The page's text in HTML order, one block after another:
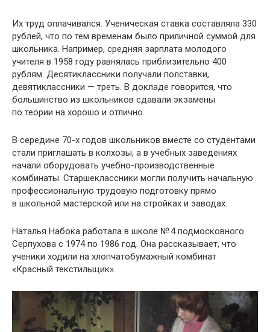
Их труд оплачивался. Ученическая ставка составляла 330
рублей, что по тем временам было приличной суммой для
школьника. Например, средняя зарплата молодого
учителя в 1958 году равнялась приблизительно 400
рублям. Десятиклассники получали полставки,
девятиклассники — треть. В докладе говорится, что
большинство из школьников сдавали экзамены
по теории на хорошо и отлично.
В середине 70-х годов школьников вместе со студентами
стали приглашать в колхозы, а в учебных заведениях
начали оборудовать учебно-производственные
комбинаты. Старшеклассники могли получить начальную
профессиональную трудовую подготовку прямо
в школьной мастерской или на стройках и заводах.
Наталья Набока работала в школе № 4 подмосковного
Серпухова с 1974 по 1986 год. Она рассказывает, что
ученики ходили на хлопчатобумажный комбинат
«Красный текстильщик».